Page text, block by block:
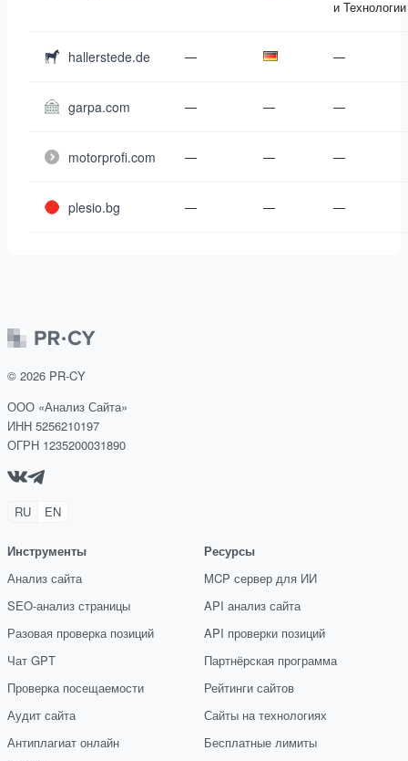
и Технологии
hallerstede.de — —
garpa.com — — —
motorprofi.com — — —
plesio.bg — — —
© 2026 PR-CY
ООО «Анализ Сайта»
ИНН 5256210197
ОГРН 1235200031890
RU EN
Инструменты
Анализ сайта
SEO-анализ страницы
Разовая проверка позиций
Чат GPT
Проверка посещаемости
Аудит сайта
Антиплагиат онлайн
Ресурсы
MCP сервер для ИИ
API анализ сайта
API проверки позиций
Партнёрская программа
Рейтинги сайтов
Сайты на технологиях
Бесплатные лимиты